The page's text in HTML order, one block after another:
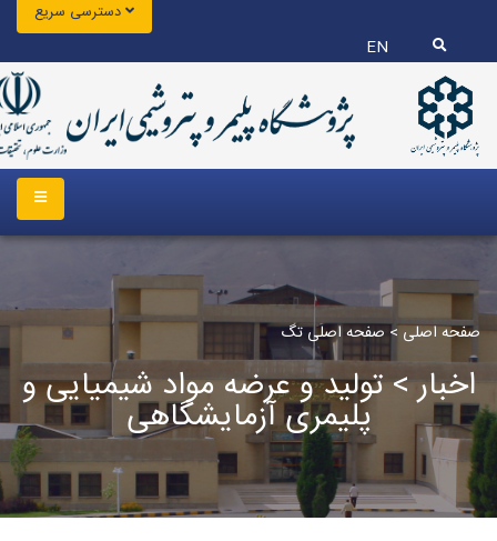
EN
دسترسی سریع
اخبار > تولید و عرضه مواد شیمیایی و
پلیمری آزمایشگاهی
صفحه اصلی>صفحه اصلی تگ